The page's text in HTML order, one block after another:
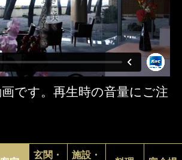
です。再生時の音量にご注
玄関・
施設・